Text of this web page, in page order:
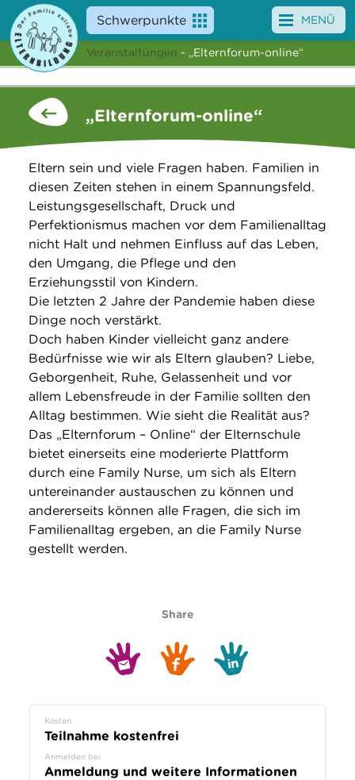
Schwerpunkte
Angebote
Veranstaltungen
Service
Über uns
Suche
MENÜ
Veranstaltungen - „Elternforum-online“
„Elternforum-online“
Eltern sein und viele Fragen haben. Familien in
diesen Zeiten stehen in einem Spannungsfeld.
Leistungsgesellschaft, Druck und
Perfektionismus machen vor dem Familienalltag
nicht Halt und nehmen Einfluss auf das Leben,
den Umgang, die Pflege und den
Erziehungsstil von Kindern.
Die letzten 2 Jahre der Pandemie haben diese
Dinge noch verstärkt.
Doch haben Kinder vielleicht ganz andere
Bedürfnisse wie wir als Eltern glauben? Liebe,
Geborgenheit, Ruhe, Gelassenheit und vor
allem Lebensfreude in der Familie sollten den
Alltag bestimmen. Wie sieht die Realität aus?
Das „Elternforum – Online“ der Elternschule
bietet einerseits eine moderierte Plattform
durch eine Family Nurse, um sich als Eltern
untereinander austauschen zu können und
andererseits können alle Fragen, die sich im
Familienalltag ergeben, an die Family Nurse
gestellt werden.
Share
Kosten
Teilnahme kostenfrei
Anmelden bei
Anmeldung und weitere Informationen